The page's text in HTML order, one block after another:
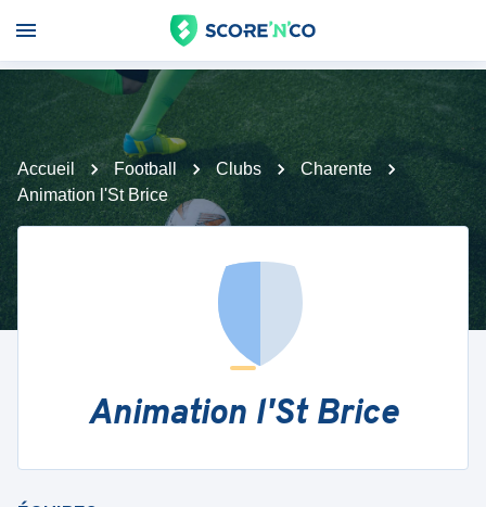
Accueil Football Clubs
Charente
Animation l'St Brice
Animation l'St Brice